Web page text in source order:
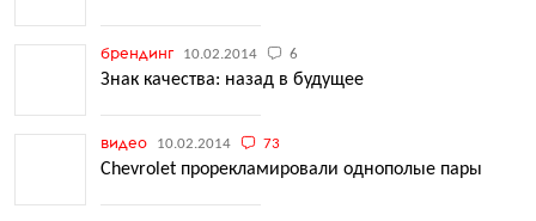
брендинг 10.02.2014 6
Знак качества: назад в будущее
видео 10.02.2014 73
Chevrolet прорекламировали однополые пары